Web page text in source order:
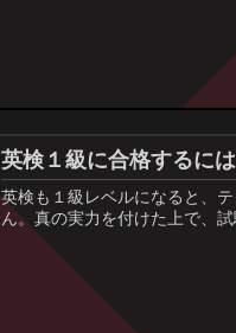
英検１級に合格するには
英検も１級レベルになると、
ん。真の実力を付けた上で、